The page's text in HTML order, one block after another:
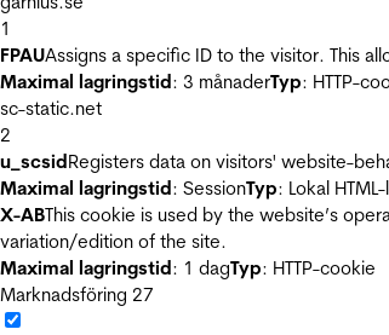
1
FPAUAssigns a specific ID to the visitor. This
Maximal lagringstid: 3 månaderTyp: HTTP-
sc-static.net
2
u_scsidRegisters data on visitors' website-
Maximal lagringstid: SessionTyp: Lokal
X-ABThis cookie is used by the website’s
variation/edition of the site.
Maximal lagringstid: 1 dagTyp: HTTP-cookie
Marknadsföring 27